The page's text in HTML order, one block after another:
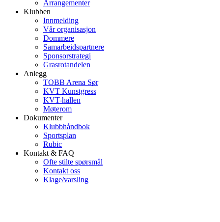
Arrangementer
Klubben
Innmelding
Vår organisasjon
Dommere
Samarbeidspartnere
Sponsorstrategi
Grasrotandelen
Anlegg
TOBB Arena Sør
KVT Kunstgress
KVT-hallen
Møterom
Dokumenter
Klubbhåndbok
Sportsplan
Rubic
Kontakt & FAQ
Ofte stilte spørsmål
Kontakt oss
Klage/varsling